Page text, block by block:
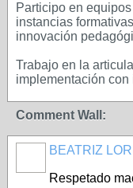
Participo en
instancias
innovación
Trabajo en la
implementación
Comment Wall:
BEATRIZ
Respetado